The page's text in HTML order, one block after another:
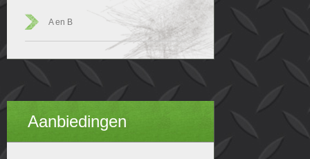
A en B
Aanbiedingen